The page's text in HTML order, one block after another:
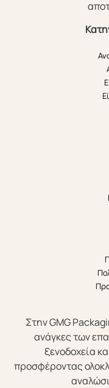
Στην GMG
ανάγκες των
ξενοδοχεία
προσφέροντας